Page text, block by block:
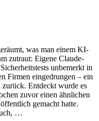
was man einem KI-
zutraut: Eigene Claude-
unbemerkt in
Firmen eingedrungen – ein
Entdeckt wurde es
zuvor einen ähnlichen
gemacht hatte.
…